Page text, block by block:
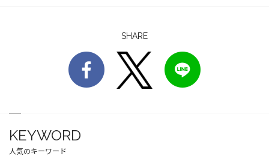
SHARE
KEYWORD
人気のキーワード